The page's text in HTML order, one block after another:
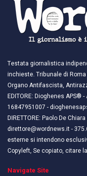
Testata giornalistica
inchieste. Tribunale di
Organo Antifascista,
EDITORE: Dioghenes APS®
16847951007 -
DIRETTORE: Paolo De
direttore@wordnews.it -
esterne si intendono
Copyleft, Se copiato, citare
Navigate Site